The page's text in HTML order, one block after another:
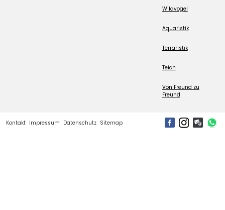
Wildvogel
Aquaristik
Terraristik
Teich
Von Freund zu
Freund
Kontakt Impressum Datenschutz Sitemap